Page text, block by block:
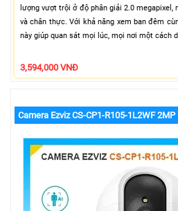
lượng vượt trội ở độ phân giải 2.0 megapixel,
và chân thực. Với khả năng xem ban đêm
này giúp quan sát mọi lúc, mọi nơi một cách
3,594,000 VNĐ
Camera Ezviz CS-CP1-R105-1L2WF 2MP